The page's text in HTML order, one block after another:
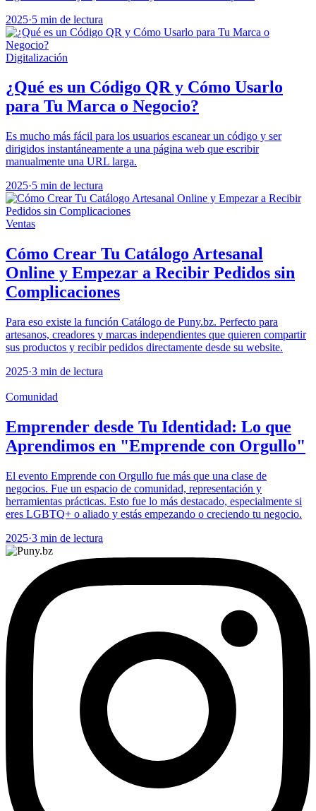
2025·5 min de lectura
Digitalización
¿Qué es un Código QR y Cómo Usarlo
para Tu Marca o Negocio?
Es mucho más fácil para los usuarios escanear un código y ser
dirigidos instantáneamente a una página web que escribir
manualmente una URL larga.
2025·5 min de lectura
Ventas
Cómo Crear Tu Catálogo Artesanal
Online y Empezar a Recibir Pedidos sin
Complicaciones
Para eso existe la función Catálogo de Puny.bz. Perfecto para
artesanos, creadores y marcas independientes que quieren compartir
sus productos y recibir pedidos directamente desde su website.
2025·3 min de lectura
Comunidad
Emprender desde Tu Identidad: Lo que
Aprendimos en "Emprende con Orgullo"
El evento Emprende con Orgullo fue más que una clase de
negocios. Fue un espacio de comunidad, representación y
herramientas prácticas. Esto fue lo más destacado, especialmente si
eres LGBTQ+ o aliado y estás empezando o creciendo tu negocio.
2025·3 min de lectura